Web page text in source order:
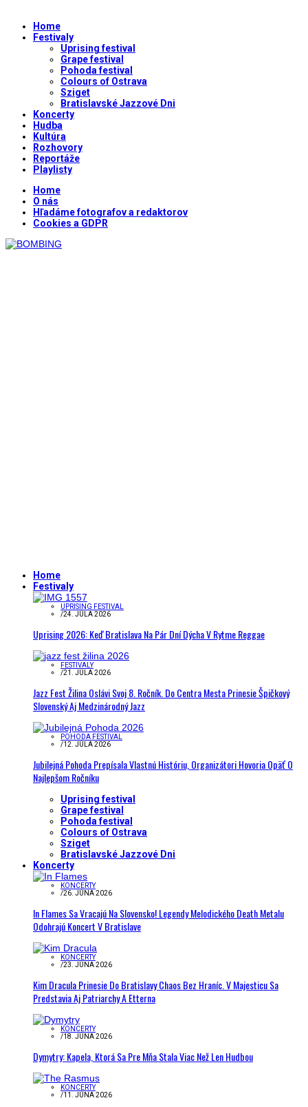
Home
Festivaly
Uprising festival
Grape festival
Pohoda festival
Colours of Ostrava
Sziget
Bratislavské Jazzové Dni
Koncerty
Hudba
Kultúra
Rozhovory
Reportáže
Playlisty
Home
O nás
Hľadáme fotografov a redaktorov
Cookies a GDPR
Home
Festivaly
UPRISING FESTIVAL
/24. JÚLA 2026
Uprising 2026: Keď Bratislava Na Pár Dní Dýcha V Rytme Reggae
FESTIVALY
/21. JÚLA 2026
Jazz Fest Žilina Oslávi Svoj 8. Ročník. Do Centra Mesta Prinesie Špičkový
Slovenský Aj Medzinárodný Jazz
POHODA FESTIVAL
/12. JÚLA 2026
Jubilejná Pohoda Prepísala Vlastnú Históriu, Organizátori Hovoria Opäť O
Najlepšom Ročníku
Uprising festival
Grape festival
Pohoda festival
Colours of Ostrava
Sziget
Bratislavské Jazzové Dni
Koncerty
KONCERTY
/26. JÚNA 2026
In Flames Sa Vracajú Na Slovensko! Legendy Melodického Death Metalu
Odohrajú Koncert V Bratislave
KONCERTY
/23. JÚNA 2026
Kim Dracula Prinesie Do Bratislavy Chaos Bez Hraníc. V Majesticu Sa
Predstavia Aj Patriarchy A Etterna
KONCERTY
/18. JÚNA 2026
Dymytry: Kapela, Ktorá Sa Pre Mňa Stala Viac Než Len Hudbou
KONCERTY
/11. JÚNA 2026